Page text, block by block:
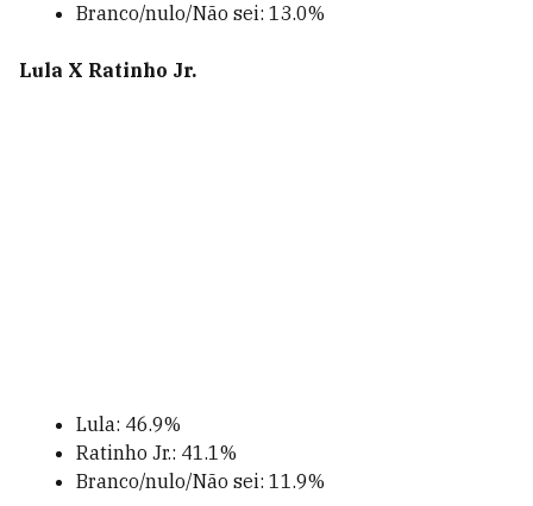
Branco/nulo/Não sei: 13.0%
Lula X Ratinho Jr.
Lula: 46.9%
Ratinho Jr.: 41.1%
Branco/nulo/Não sei: 11.9%